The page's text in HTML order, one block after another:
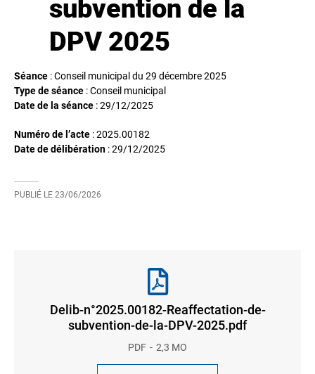
subvention de la
DPV 2025
Séance : Conseil municipal du 29 décembre 2025
Type de séance : Conseil municipal
Date de la séance :29/12/2025
Numéro de l’acte : 2025.00182
Date de délibération :29/12/2025
PUBLIÉ LE 23/06/2026
Delib-n°2025.00182-Reaffectation-de-
subvention-de-la-DPV-2025.pdf
PDF 2,3 MO